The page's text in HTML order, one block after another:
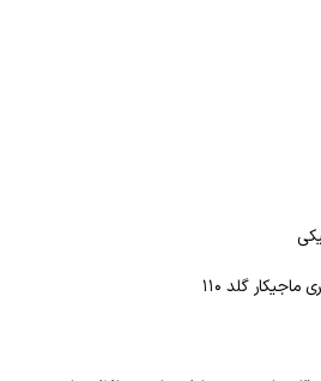
گلد 110